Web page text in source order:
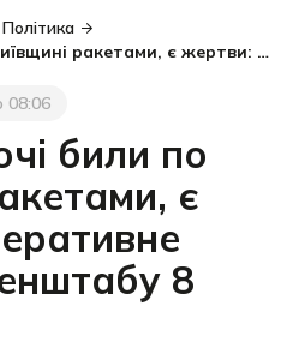
Політика
Росіяни вночі били по Київщині ракетами, є жертви: оперативне зведення Генштабу 8 серпня
08:06
били по
є
8